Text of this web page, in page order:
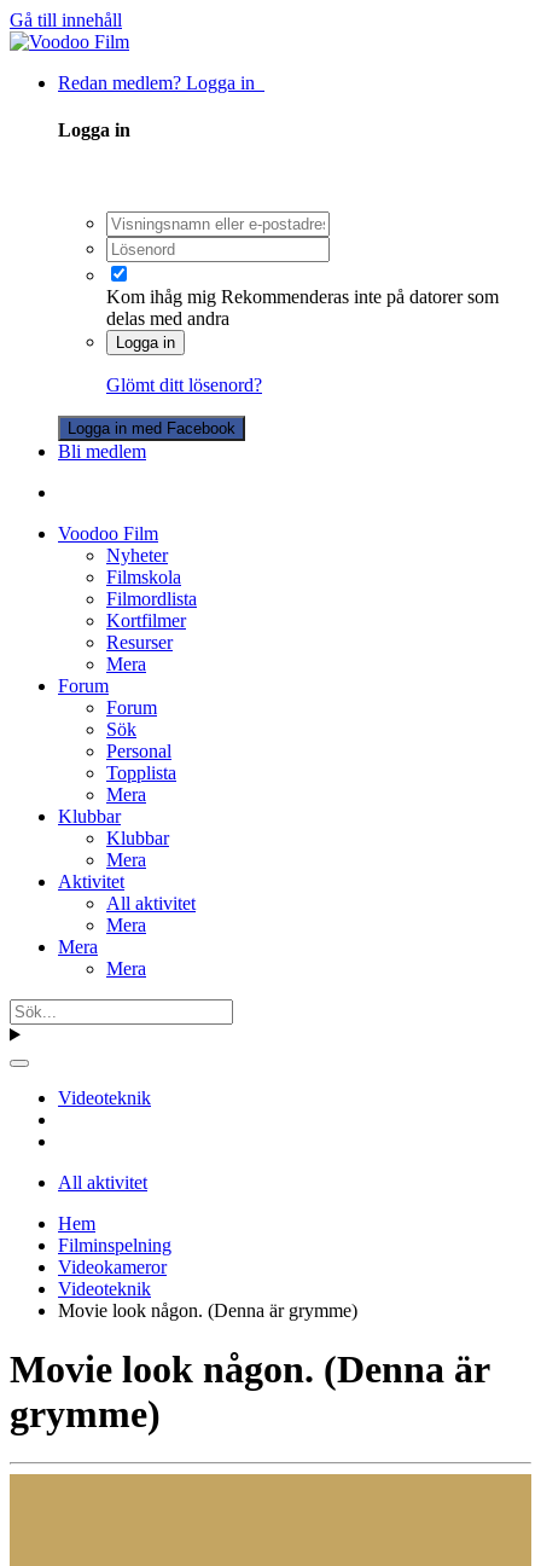
Gå till innehåll
Redan medlem? Logga in
Logga in
Kom ihåg mig Rekommenderas inte på datorer som
delas med andra
Logga in
Glömt ditt lösenord?
Logga in med Facebook
Bli medlem
Voodoo Film
Nyheter
Filmskola
Filmordlista
Kortfilmer
Resurser
Mera
Forum
Forum
Sök
Personal
Topplista
Mera
Klubbar
Klubbar
Mera
Aktivitet
All aktivitet
Mera
Mera
Mera
Videoteknik
All aktivitet
Hem
Filminspelning
Videokameror
Videoteknik
Movie look någon. (Denna är grymme)
Movie look någon. (Denna är
grymme)